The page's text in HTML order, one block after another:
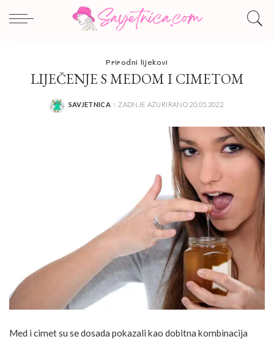
Prirodni lijekovi
LIJEČENJE S MEDOM I CIMETOM
POSTED
SAVJETNICA ZADNJE AŽURIRANO 20.05.2022.
Med i cimet su se dosada pokazali kao dobitna kombinacija